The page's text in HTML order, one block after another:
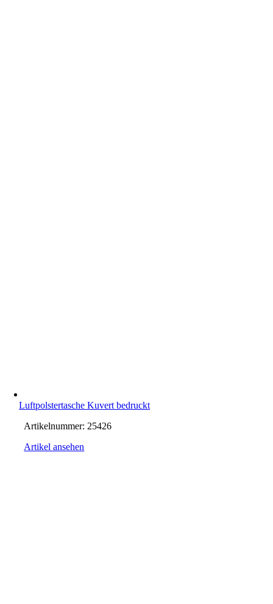
Luftpolstertasche Kuvert bedruckt
Artikelnummer: 25426
Artikel ansehen